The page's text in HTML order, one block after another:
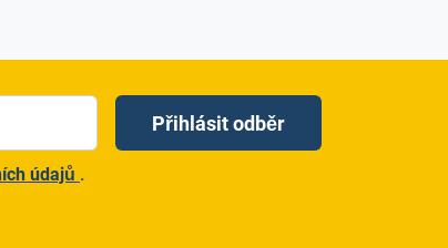
Přihlásit odběr
údajů .